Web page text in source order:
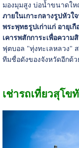
มองมุมสูง บ่อน้ำขนาดให
ภายในเกาะกลางรูปหัว
พระพุทธรูปเก่าแก่ อายุเ
เคารพสักการะเพื่อความ
ฟุตบอล "ทุ่งทะเลหลวง"
ทีมชื่อดังของจังหวัดอีกด้ว
เช่ารถเที่ยวสุโ